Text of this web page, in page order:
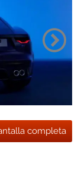
completa